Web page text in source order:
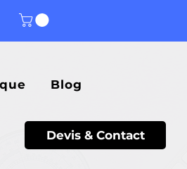
Blog
Devis & Contact